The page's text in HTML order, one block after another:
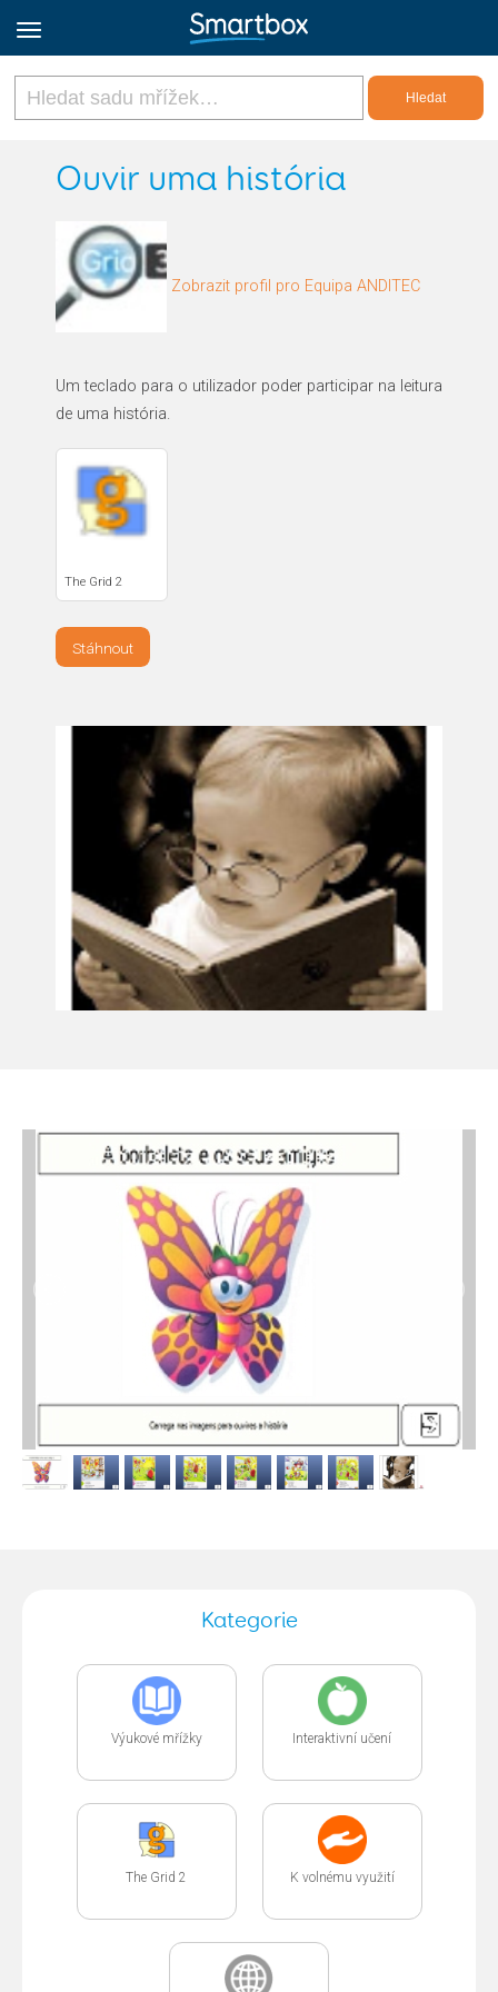
Online Grids
Zaregistrovat se
Ouvir uma história
Zobrazit profil pro Equipa ANDITEC
Um teclado para o utilizador poder participar na leitura
de uma história.
The Grid 2
Stáhnout
Kategorie
Výukové mřížky Interaktivní učení
The Grid 2 K volnému využití